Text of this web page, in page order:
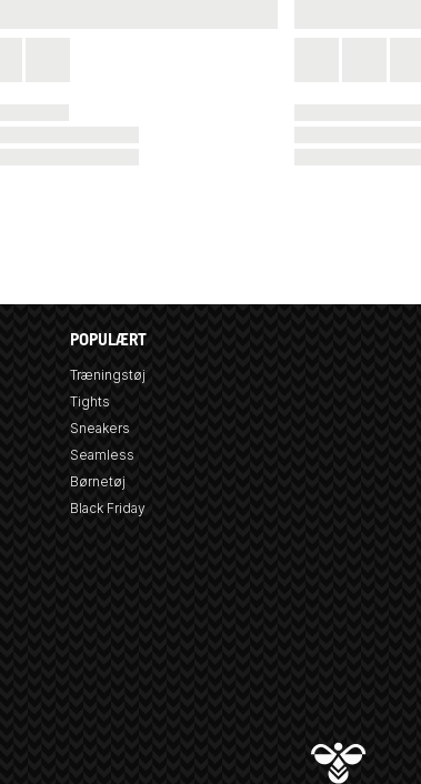
POPULÆRT
Træningstøj
Tights
Sneakers
Seamless
Børnetøj
Black Friday